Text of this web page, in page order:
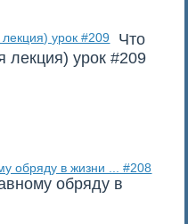
Что
урок #209
обряду в